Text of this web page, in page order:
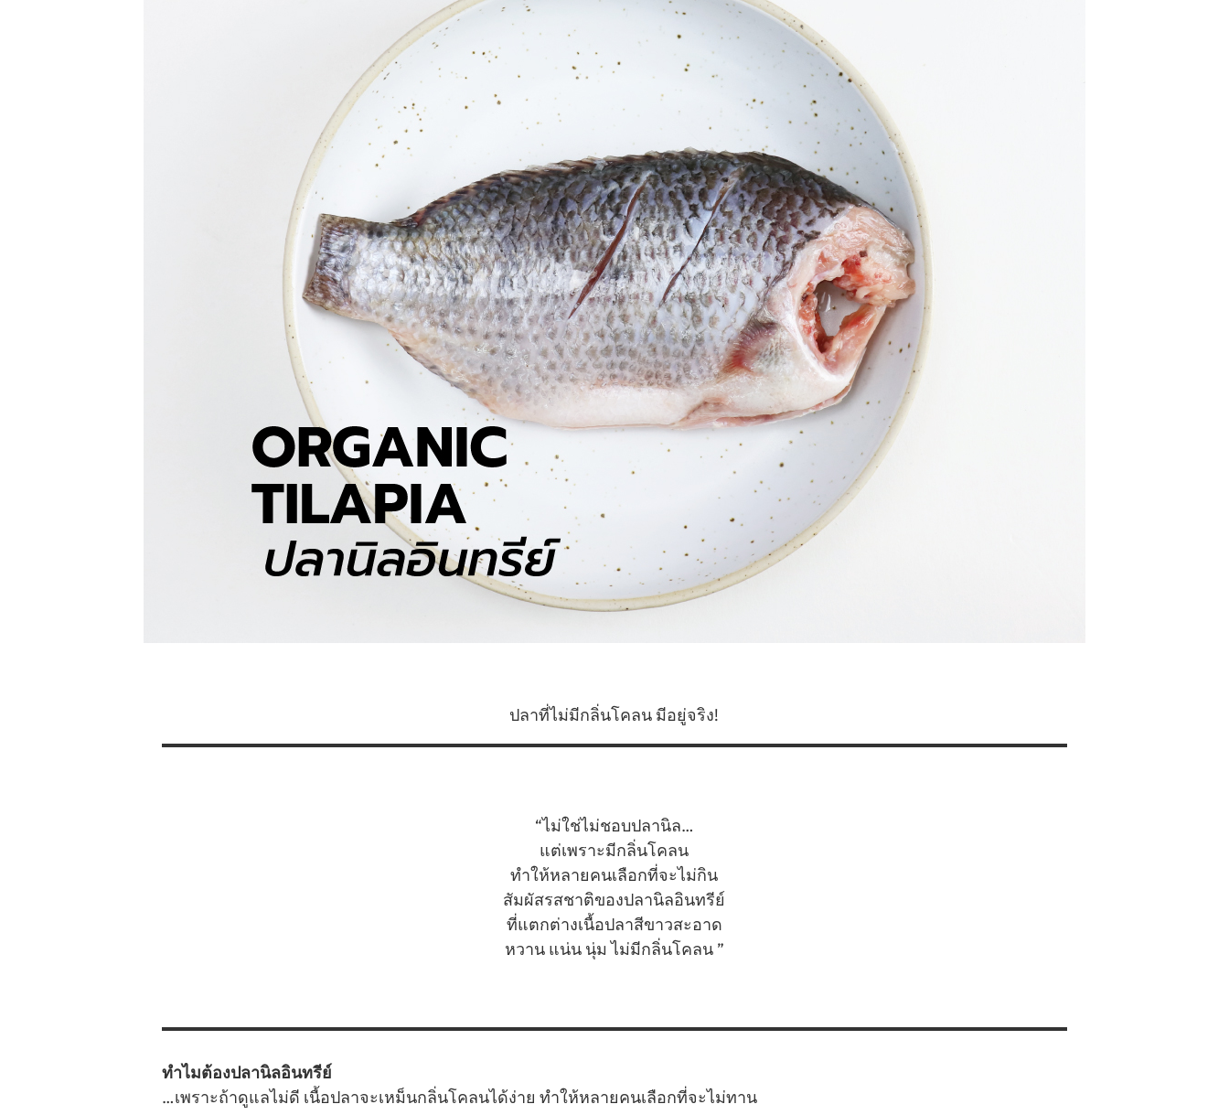
ปลาที่ไม่มีกลิ่นโคลน มีอยู่จริง!
“ไม่ใช่ไม่ชอบปลานิล…
แต่เพราะมีกลิ่นโคลน
ทำให้หลายคนเลือกที่จะไม่กิน
สัมผัสรสชาติของปลานิลอินทรีย์
ที่แตกต่างเนื้อปลาสีขาวสะอาด
หวาน แน่น นุ่ม ไม่มีกลิ่นโคลน ”
ทำไมต้องปลานิลอินทรีย์
…เพราะถ้าดูแลไม่ดี เนื้อปลาจะเหม็นกลิ่นโคลนได้ง่าย ทำให้หลายคนเลือกที่จะไม่ทาน